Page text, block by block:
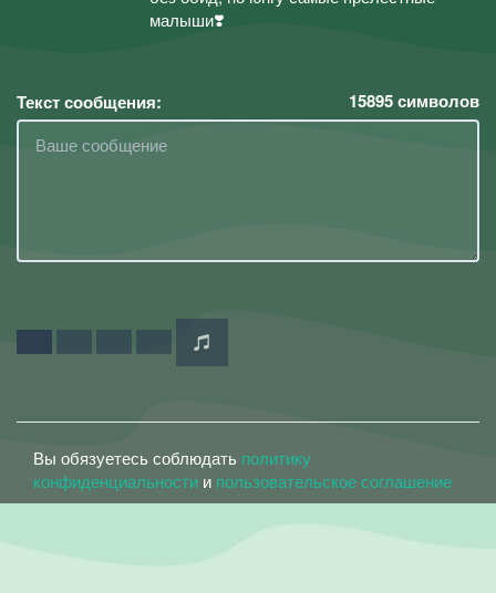
малыши❣️
Текст сообщения: 15895символов
Вы обязуетесь соблюдать политику
конфиденциальности и пользовательское соглашение